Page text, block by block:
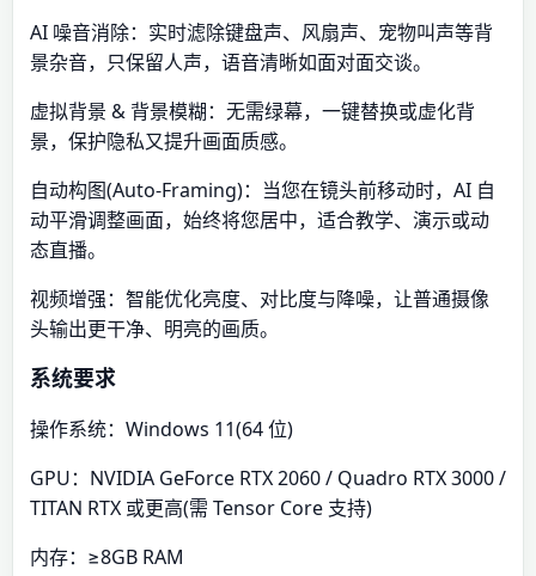
AI 噪音消除：实时滤除键盘声、风扇声、宠物叫声等背
景杂音，只保留人声，语音清晰如面对面交谈。
虚拟背景 & 背景模糊：无需绿幕，一键替换或虚化背
景，保护隐私又提升画面质感。
自动构图(Auto-Framing)：当您在镜头前移动时，AI 自
动平滑调整画面，始终将您居中，适合教学、演示或动
态直播。
视频增强：智能优化亮度、对比度与降噪，让普通摄像
头输出更干净、明亮的画质。
系统要求
操作系统：Windows 11(64 位)
GPU：NVIDIA GeForce RTX 2060 / Quadro RTX 3000 /
TITAN RTX 或更高(需 Tensor Core 支持)
内存：≥8GB RAM